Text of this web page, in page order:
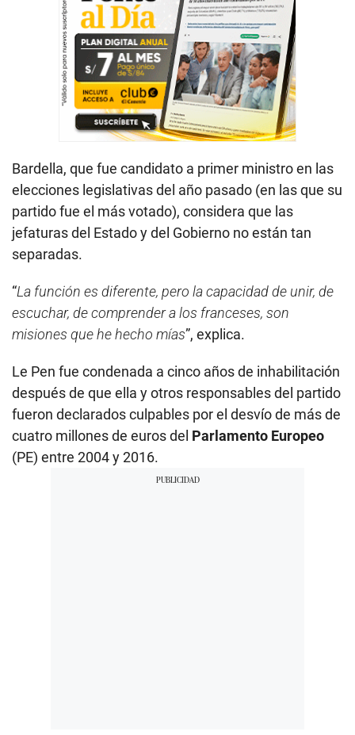
Bardella, que fue candidato a primer ministro en las
elecciones legislativas del año pasado (en las que su
partido fue el más votado), considera que las
jefaturas del Estado y del Gobierno no están tan
separadas.
“La función es diferente, pero la capacidad de unir, de
escuchar, de comprender a los franceses, son
misiones que he hecho mías”, explica.
Le Pen fue condenada a cinco años de inhabilitación
después de que ella y otros responsables del partido
fueron declarados culpables por el desvío de más de
cuatro millones de euros del Parlamento Europeo
(PE) entre 2004 y 2016.